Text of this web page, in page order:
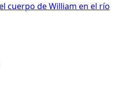
cuerpo de William en el río